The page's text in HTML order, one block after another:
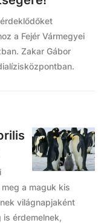
a Fejér Vármegyei
Zakar Gábor
a maguk kis
világnapjaként
érdemelnek,